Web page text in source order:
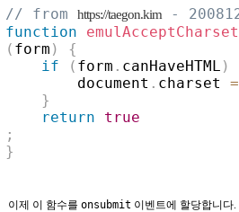
// from https://taegon.kim -
function
emulAcceptCharset
( form )
{
if
( form . canHaveHTML )
        document
. charset =
}
return
true
;
}
이제 이 함수를 onsubmit 이벤트에 할당합니다